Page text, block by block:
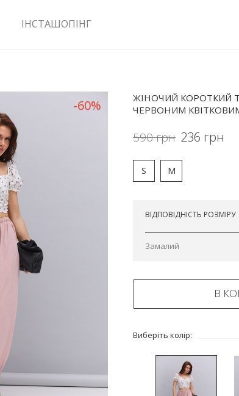
ІНСТАШОПІНГ
ЖІНОЧИЙ КОРОТКИЙ
ЧЕРВОНИМ
590грн 236 грн
S M
ВІДПОВІДНІСТЬ РОЗМІРУ
Замалий
В
Виберіть колір:
-60%